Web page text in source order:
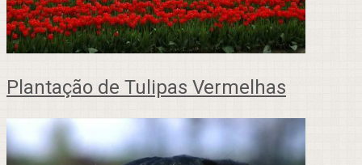
Plantação de Tulipas Vermelhas